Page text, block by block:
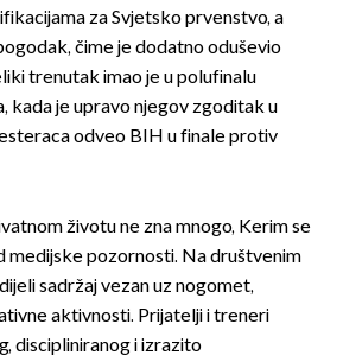
za Svjetsko prvenstvo, a
čime je dodatno oduševio
trenutak imao je u polufinalu
kada je upravo njegov zgoditak u
odveo BIH u finale protiv
životu ne zna mnogo, Kerim se
medijske pozornosti. Na društvenim
sadržaj vezan uz nogomet,
aktivnosti. Prijatelji i treneri
discipliniranog i izrazito